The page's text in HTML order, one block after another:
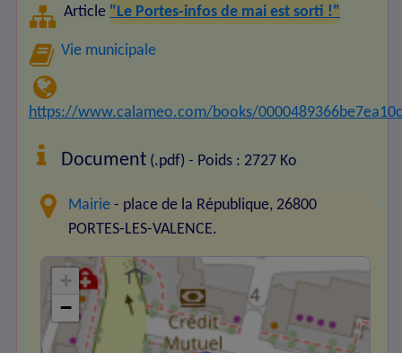
Article "Le Portes-infos de mai est sorti !"
Vie municipale
https://www.calameo.com/books/
Document (.pdf) - Poids : 2727 Ko
Mairie - place de la République, 26800
PORTES-LES-VALENCE.
+
−